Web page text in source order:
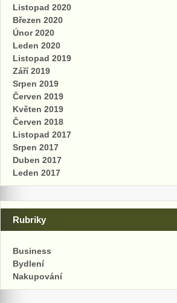
Listopad 2020
Březen 2020
Únor 2020
Leden 2020
Listopad 2019
Září 2019
Srpen 2019
Červen 2019
Květen 2019
Červen 2018
Listopad 2017
Srpen 2017
Duben 2017
Leden 2017
Rubriky
Business
Bydlení
Nakupování